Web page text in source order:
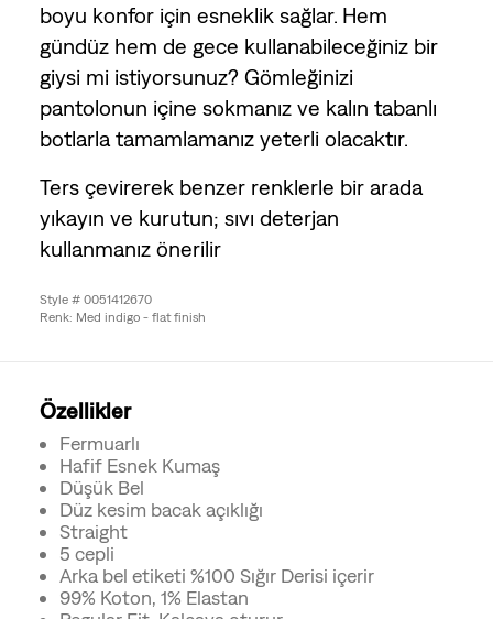
boyu konfor için esneklik sağlar. Hem
gündüz hem de gece kullanabileceğiniz bir
giysi mi istiyorsunuz? Gömleğinizi
pantolonun içine sokmanız ve kalın tabanlı
botlarla tamamlamanız yeterli olacaktır.
Ters çevirerek benzer renklerle bir arada
yıkayın ve kurutun; sıvı deterjan
kullanmanız önerilir
Style # 0051412670
Renk: Med indigo - flat finish
Özellikler
Fermuarlı
Hafif Esnek Kumaş
Düşük Bel
Düz kesim bacak açıklığı
Straight
5 cepli
Arka bel etiketi %100 Sığır Derisi içerir
99% Koton, 1% Elastan